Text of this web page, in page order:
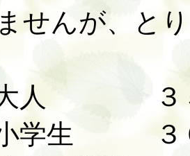
せんが、と
３５
３０